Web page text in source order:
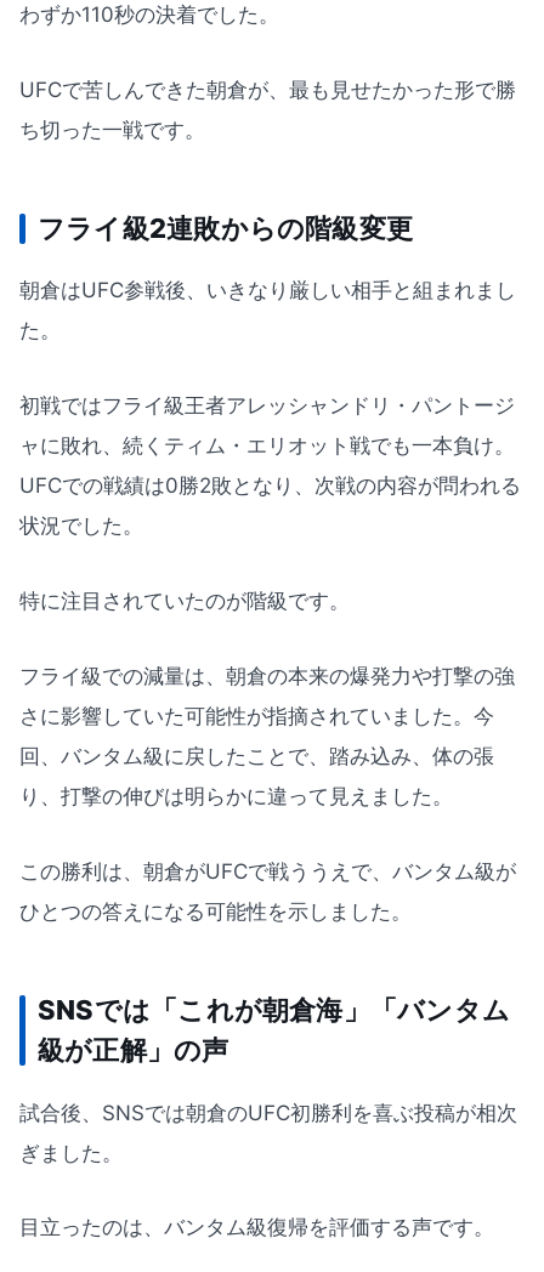
わずか110秒の決着でした。
UFCで苦しんできた朝倉が、最も見せたかった形で勝
ち切った一戦です。
フライ級2連敗からの階級変更
朝倉はUFC参戦後、いきなり厳しい相手と組まれまし
た。
初戦ではフライ級王者アレッシャンドリ・パントージ
ャに敗れ、続くティム・エリオット戦でも一本負け。
UFCでの戦績は0勝2敗となり、次戦の内容が問われる
状況でした。
特に注目されていたのが階級です。
フライ級での減量は、朝倉の本来の爆発力や打撃の強
さに影響していた可能性が指摘されていました。今
回、バンタム級に戻したことで、踏み込み、体の張
り、打撃の伸びは明らかに違って見えました。
この勝利は、朝倉がUFCで戦ううえで、バンタム級が
ひとつの答えになる可能性を示しました。
SNSでは「これが朝倉海」「バンタム
級が正解」の声
試合後、SNSでは朝倉のUFC初勝利を喜ぶ投稿が相次
ぎました。
目立ったのは、バンタム級復帰を評価する声です。